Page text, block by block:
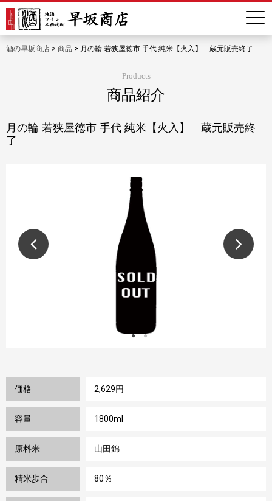
酒の早坂商店 > 商品 > 月の輪 若狭屋徳市 手代 純米【火入】 蔵元販売終了
Products
商品紹介
月の輪 若狭屋徳市 手代 純米【火入】 蔵元販売終
了
価格 2,629円
容量 1800ml
原料米 山田錦
精米歩合 80％